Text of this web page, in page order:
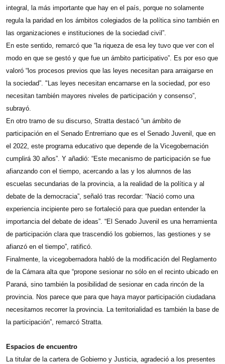
integral, la más importante que hay en el país, porque no solamente
regula la paridad en los ámbitos colegiados de la política sino también en
las organizaciones e instituciones de la sociedad civil”.
En este sentido, remarcó que “la riqueza de esa ley tuvo que ver con el
modo en que se gestó y que fue un ámbito participativo”. Es por eso que
valoró “los procesos previos que las leyes necesitan para arraigarse en
la sociedad”. "Las leyes necesitan encarnarse en la sociedad, por eso
necesitan también mayores niveles de participación y consenso”,
subrayó.
En otro tramo de su discurso, Stratta destacó “un ámbito de
participación en el Senado Entrerriano que es el Senado Juvenil, que en
el 2022, este programa educativo que depende de la Vicegobernación
cumplirá 30 años”. Y añadió: “Este mecanismo de participación se fue
afianzando con el tiempo, acercando a las y los alumnos de las
escuelas secundarias de la provincia, a la realidad de la política y al
debate de la democracia”, señaló tras recordar: “Nació como una
experiencia incipiente pero se fortaleció para que puedan entender la
importancia del debate de ideas”. “El Senado Juvenil es una herramienta
de participación clara que trascendió los gobiernos, las gestiones y se
afianzó en el tiempo”, ratificó.
Finalmente, la vicegobernadora habló de la modificación del Reglamento
de la Cámara alta que “propone sesionar no sólo en el recinto ubicado en
Paraná, sino también la posibilidad de sesionar en cada rincón de la
provincia. Nos parece que para que haya mayor participación ciudadana
necesitamos recorrer la provincia. La territorialidad es también la base de
la participación”, remarcó Stratta.
Espacios de encuentro
La titular de la cartera de Gobierno y Justicia, agradeció a los presentes